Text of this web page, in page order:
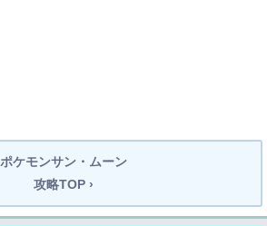
ポケモンサン・ムーン
攻略TOP ›